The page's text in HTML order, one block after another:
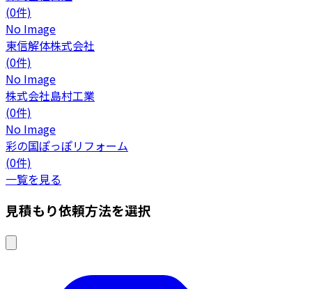
(0件)
No Image
東信解体株式会社
(0件)
No Image
株式会社島村工業
(0件)
No Image
彩の国ぽっぽリフォーム
(0件)
一覧を見る
見積もり依頼方法を選択